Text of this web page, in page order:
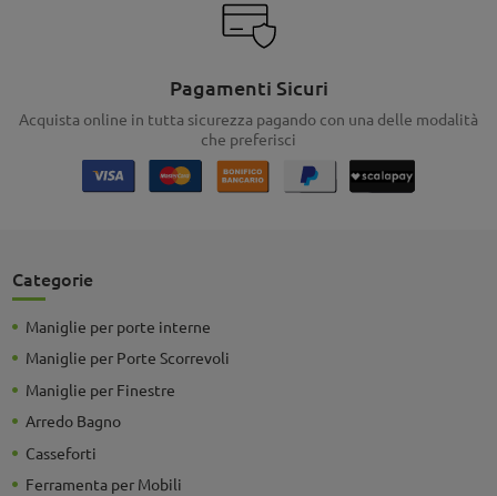
Pagamenti Sicuri
Acquista online in tutta sicurezza pagando con una delle modalità
che preferisci
Categorie
Maniglie per porte interne
Maniglie per Porte Scorrevoli
Maniglie per Finestre
Arredo Bagno
Casseforti
Ferramenta per Mobili